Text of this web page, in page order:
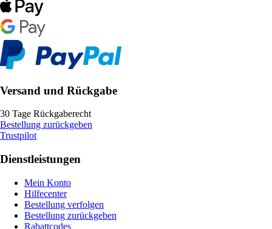
Versand und Rückgabe
30 Tage Rückgaberecht
Bestellung zurückgeben
Trustpilot
Dienstleistungen
Mein Konto
Hilfecenter
Bestellung verfolgen
Bestellung zurückgeben
Rabattcodes